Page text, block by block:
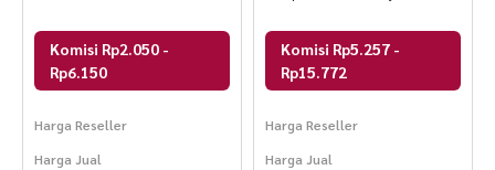
Komisi Rp2.050 -
Rp6.150
Harga Reseller
Harga Jual
Komisi Rp5.257 -
Rp15.772
Harga Reseller
Harga Jual